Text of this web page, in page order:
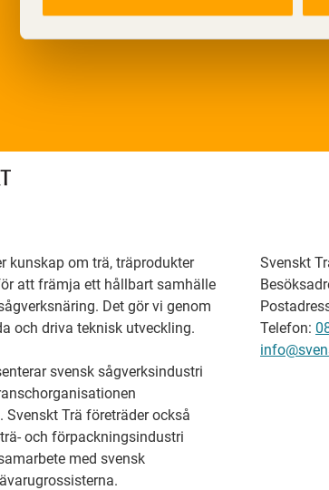
kunskap om trä, träprodukter
att främja ett hållbart samhälle
Det gör vi genom
och driva teknisk utveckling.
svensk sågverksindustri
Svenskt Trä företräder också
och förpackningsindustri
med svensk
Svenskt
Telefon: